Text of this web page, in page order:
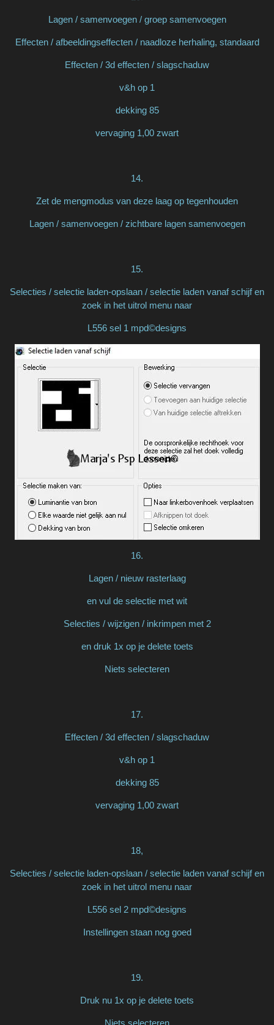
Lagen / samenvoegen / groep samenvoegen
Effecten / afbeeldingseffecten / naadloze herhaling, standaard
Effecten / 3d effecten / slagschaduw
v&h op 1
dekking 85
vervaging 1,00 zwart
14.
Zet de mengmodus van deze laag op tegenhouden
Lagen / samenvoegen / zichtbare lagen samenvoegen
15.
Selecties / selectie laden-opslaan / selectie laden vanaf schijf en
zoek in het uitrol menu naar
L556 sel 1 mpd©designs
16.
Lagen / nieuw rasterlaag
en vul de selectie met wit
Selecties / wijzigen / inkrimpen met 2
en druk 1x op je delete toets
Niets selecteren
17.
Effecten / 3d effecten / slagschaduw
v&h op 1
dekking 85
vervaging 1,00 zwart
18,
Selecties / selectie laden-opslaan / selectie laden vanaf schijf en
zoek in het uitrol menu naar
L556 sel 2 mpd©designs
Instellingen staan nog goed
19.
Druk nu 1x op je delete toets
Niets selecteren